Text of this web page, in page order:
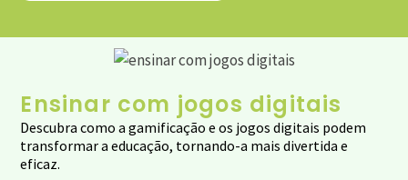
Ensinar com jogos digitais
Descubra como a gamificação e os jogos digitais podem
transformar a educação, tornando-a mais divertida e
eficaz.